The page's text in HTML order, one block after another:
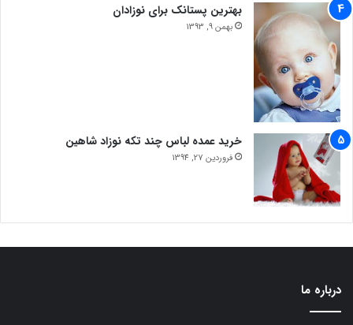
بهترین پستانک برای نوزادان
بهمن 9, 1393
خرید عمده لباس چند تکه نوزاد شاهین
فروردین 27, 1394
درباره ما